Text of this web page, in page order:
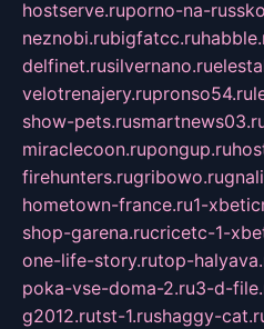
hostserve.ruporno-na-
neznobi.rubigfatcc.ru
delfinet.rusilvernano.ru
velotrenajery.rupronso54.ru
show-pets.ru
miraclecoon.rupongup.ru
firehunters.rugribowo.ru
hometown-france.ru1-
shop-garena.rucricetc-1-
one-life-story.rutop-
poka-vse-doma-2.ru3-d-
g2012.rutst-1.rushaggy-